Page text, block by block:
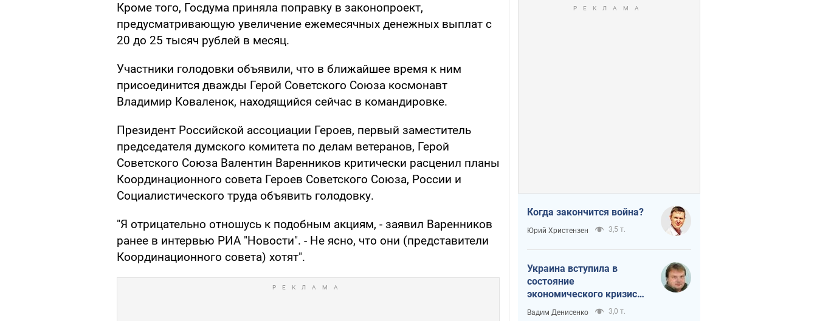
Кроме того, Госдума приняла поправку в законопроект,
предусматривающую увеличение ежемесячных денежных выплат с
20 до 25 тысяч рублей в месяц.
Участники голодовки объявили, что в ближайшее время к ним
присоединится дважды Герой Советского Союза космонавт
Владимир Коваленок, находящийся сейчас в командировке.
Президент Российской ассоциации Героев, первый заместитель
председателя думского комитета по делам ветеранов, Герой
Советского Союза Валентин Варенников критически расценил планы
Координационного совета Героев Советского Союза, России и
Социалистического труда объявить голодовку.
"Я отрицательно отношусь к подобным акциям, - заявил Варенников
ранее в интервью РИА "Новости". - Не ясно, что они (представители
Координационного совета) хотят".
Когда закончится война?
Юрий Христензен 3,5 т.
Украина вступила в
состояние
экономического кризиса.
Есть ли свет в конце
Вадим Денисенко 3,0 т.